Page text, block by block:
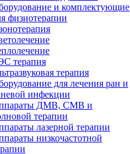
и комплектующие
физиотерапии
терапия
терапия
для лечения ран и
инфекции
ДМВ, СМВ и
терапии
лазерной терапии
низкочастотной